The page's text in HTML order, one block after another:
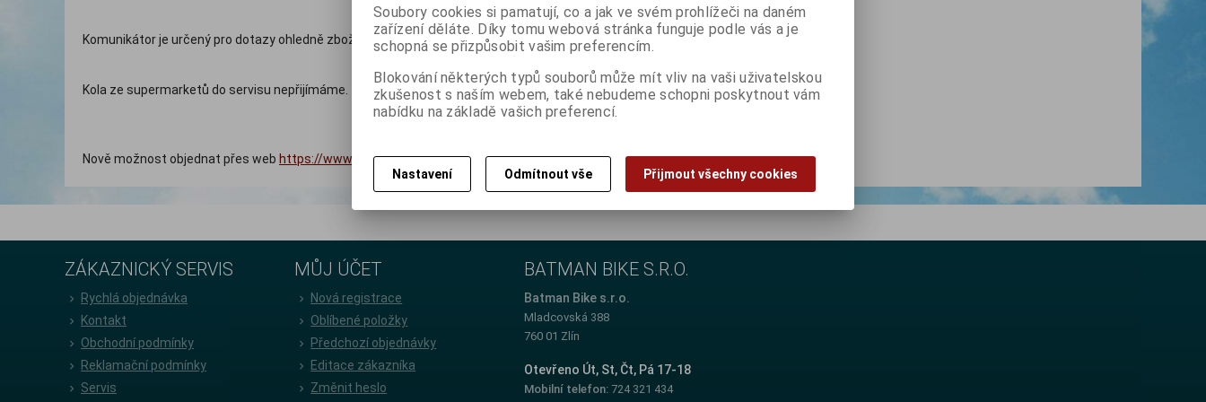
Komunikátor je určený pro dotazy ohledně zboží.
Kola ze supermarketů do servisu nepřijímáme.
Nově možnost objednat přes web https://www.batman-bike.cz/objednavka-servisu-ve-vybranem-te...
ZÁKAZNICKÝ SERVIS
Rychlá objednávka
Kontakt
Obchodní podmínky
Reklamační podmínky
Servis
MŮJ ÚČET
Nová registrace
Oblíbené položky
Předchozí objednávky
Editace zákazníka
Změnit heslo
BATMAN BIKE S.R.O.
Batman Bike s.r.o.
Mladcovská 388
760 01 Zlín
Otevřeno Út, St, Čt, Pá 17-18
Mobilní telefon:724 321 434
Soubory cookies si pamatují, co a jak ve svém prohlížeči na daném
zařízení děláte. Díky tomu webová stránka funguje podle vás a je
schopná se přizpůsobit vašim preferencím.
Blokování některých typů souborů může mít vliv na vaši uživatelskou
zkušenost s naším webem, také nebudeme schopni poskytnout vám
nabídku na základě vašich preferencí.
Nastavení Odmítnout vše Přijmout všechny cookies